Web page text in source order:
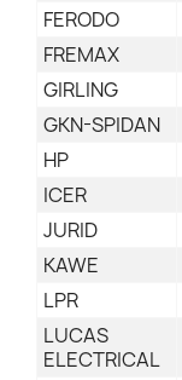
FERODO
FREMAX
GIRLING
GKN-SPIDAN
HP
ICER
JURID
KAWE
LPR
LUCAS
ELECTRICAL